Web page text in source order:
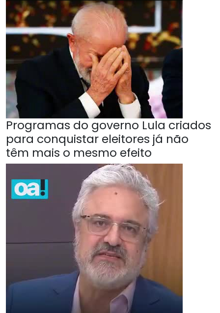
Programas do governo Lula criados
para conquistar eleitores já não
têm mais o mesmo efeito